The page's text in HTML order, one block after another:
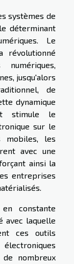
systèmes de
déterminant
Le
révolutionné
jusqu'alors
de
dynamique
stimule le
sur le
mobiles, les
avec une
ainsi la
entreprises
constante
avec laquelle
ces outils
nombreux